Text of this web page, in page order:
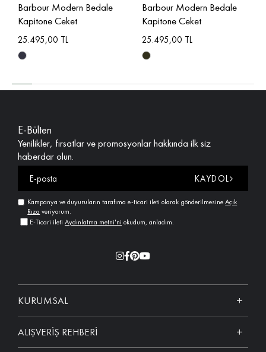
Barbour Modern Bedale
Kapitone Ceket
25.495,00 TL
Barbour Modern Bedale
Kapitone Ceket
25.495,00 TL
E-Bülten
Yenilikler, fırsatlar ve promosyonlar hakkında ilk siz
haberdar olun.
KAYDOL
Kampanya ve duyuruların tarafıma e-ticari ileti olarak gönderilmesineAçık
Rıza veriyorum.
E-Ticari ileti Aydınlatma metni'ni okudum, anladım.
KURUMSAL
ALIŞVERİŞ REHBERİ